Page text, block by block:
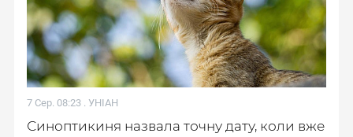
7 Сер. 08:23 . УНІАН
Синоптикиня назвала точну дату, коли вже